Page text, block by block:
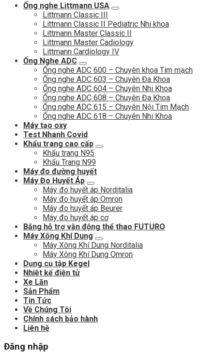
Ống nghe Littmann USA
Littmann Classic III
Littmann Classic II Pediatric Nhi khoa
Littmann Master Classic II
Littmann Master Cadiology
Littmann Cardiology IV
Ống Nghe ADC
Ống nghe ADC 600 – Chuyên khoa Tim mạch
Ống nghe ADC 603 – Chuyên Đa Khoa
Ống nghe ADC 604 – Chuyên Nhi Khoa
Ống nghe ADC 608 – Chuyên Đa Khoa
Ống nghe ADC 615 – Chuyên Nội Tim Mạch
Ống nghe ADC 618 – Chuyên Nhi Khoa
Máy tạo oxy
Test Nhanh Covid
Khẩu trang cao cấp
Khẩu trang N95
Khẩu Trang N99
Máy đo đường huyết
Máy Đo Huyết Áp
Máy đo huyết áp Norditalia
Máy đo huyết áp Omron
Máy đo huyết áp Beurer
Máy đo huyết áp cơ
Băng hỗ trợ vận động thể thao FUTURO
Máy Xông Khí Dung
Máy Xông Khí Dung Norditalia
Máy Xông Khí Dung Omron
Dụng cụ tập Kegel
Nhiệt kế điện tử
Xe Lăn
Sản Phẩm
Tin Tức
Về Chúng Tôi
Chính sách bảo hành
Liên hệ
Đăng nhập